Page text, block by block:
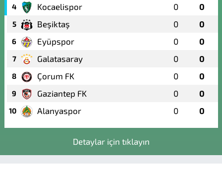
4 Kocaelispor 0 0
5 Beşiktaş 0 0
6 Eyüpspor 0 0
7 Galatasaray 0 0
8 Çorum FK 0 0
9 Gaziantep FK 0 0
10 Alanyaspor 0 0
Detaylar için tıklayın